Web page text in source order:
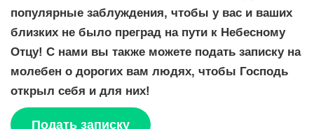
популярные заблуждения, чтобы у вас и ваших
близких не было преград на пути к Небесному
Отцу! С нами вы также можете подать записку на
молебен о дорогих вам людях, чтобы Господь
открыл себя и для них!
Подать записку